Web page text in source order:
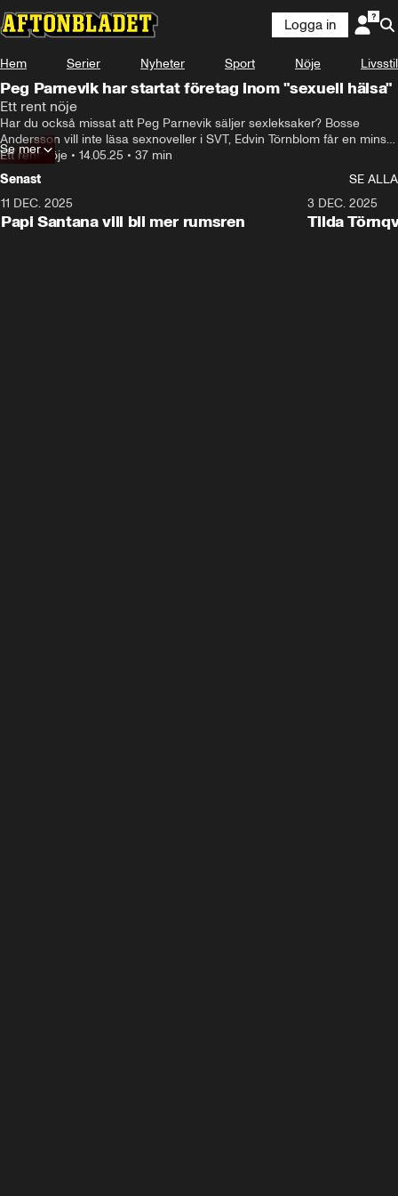
Logga in
Hem Serier Nyheter Sport Nöje Livsstil
Peg Parnevik har startat företag inom "sexuell hälsa"
Ett rent nöje
Har du också missat att Peg Parnevik säljer sexleksaker? Bosse
Andersson vill inte läsa sexnoveller i SVT, Edvin Törnblom får en minst
sagt intim gåva i TV och Anne Hathaway går knappt att känna igen
efter ryktade skönhetsoperationer.
I studion: Natalie Demirian, Annie Månsson, Emanuel Silva
Producent: Maja Andersson
Kontrakt: ettrentnoje@aftonbladet.se
Ett rent nöje • 14.05.25 • 37 min
Se mer
Senast
SE ALLA
11 DEC. 2025
Papi Santana vill bli mer rumsren
3 DEC. 2025
Tilda